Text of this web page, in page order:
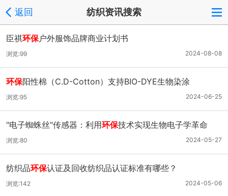
返回 纺织资讯搜索
臣祺环保户外服饰品牌商业计划书
2024-08-08
浏览:99
环保阳性棉（C.D-Cotton）支持BIO-DYE生物染涂
2024-06-25
浏览:95
"电子蜘蛛丝"传感器：利用环保技术实现生物电子学革命
2024-05-27
浏览:80
纺织品环保认证及回收纺织品认证标准有哪些？
2024-05-06
浏览:142